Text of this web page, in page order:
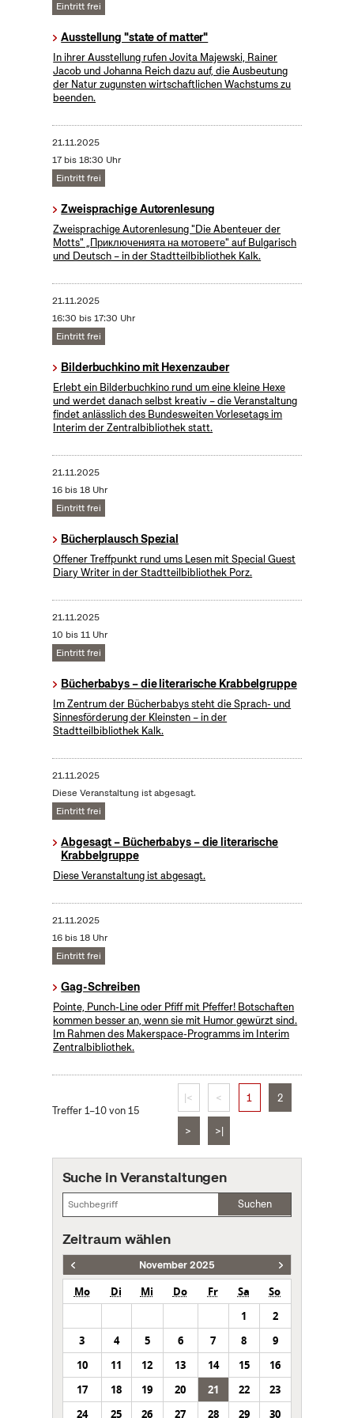
Eintritt frei
Ausstellung "state of matter"
In ihrer Ausstellung rufen Jovita Majewski, Rainer
Jacob und Johanna Reich dazu auf, die Ausbeutung
der Natur zugunsten wirtschaftlichen Wachstums zu
beenden.
21.11.2025
17 bis 18:30 Uhr
Eintritt frei
Zweisprachige Autorenlesung
Zweisprachige Autorenlesung "Die Abenteuer der
Motts" „Приключенията на мотовете" auf Bulgarisch
und Deutsch – in der Stadtteilbibliothek Kalk.
21.11.2025
16:30 bis 17:30 Uhr
Eintritt frei
Bilderbuchkino mit Hexenzauber
Erlebt ein Bilderbuchkino rund um eine kleine Hexe
und werdet danach selbst kreativ – die Veranstaltung
findet anlässlich des Bundesweiten Vorlesetags im
Interim der Zentralbibliothek statt.
21.11.2025
16 bis 18 Uhr
Eintritt frei
Bücherplausch Spezial
Offener Treffpunkt rund ums Lesen mit Special Guest
Diary Writer in der Stadtteilbibliothek Porz.
21.11.2025
10 bis 11 Uhr
Eintritt frei
Bücherbabys – die literarische Krabbelgruppe
Im Zentrum der Bücherbabys steht die Sprach- und
Sinnesförderung der Kleinsten – in der
Stadtteilbibliothek Kalk.
21.11.2025
Diese Veranstaltung ist abgesagt.
Eintritt frei
Abgesagt – Bücherbabys – die literarische
Krabbelgruppe
Diese Veranstaltung ist abgesagt.
21.11.2025
16 bis 18 Uhr
Eintritt frei
Gag-Schreiben
Pointe, Punch-Line oder Pfiff mit Pfeffer! Botschaften
kommen besser an, wenn sie mit Humor gewürzt sind.
Im Rahmen des Makerspace-Programms im Interim
Zentralbibliothek.
Treffer 1–10 von 15
|< < 1 2
> >|
Suche in Veranstaltungen
Suchen
Zeitraum wählen
November 2025
Mo Di Mi Do Fr Sa
So
1
2
3
4 5 6 7 8
9
10
11 12 13 14 15
16
17
18 19 20 21 22
23
24
25 26 27 28 29 30